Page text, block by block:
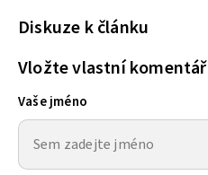
Diskuze k článku
Vložte vlastní komentář
Vaše jméno